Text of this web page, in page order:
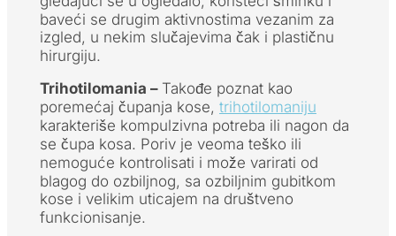
baveći se drugim aktivnostima vezanim za
izgled, u nekim slučajevima čak i plastičnu
hirurgiju.
Trihotilomania – Takođe poznat kao
poremećaj čupanja kose, trihotilomaniju
karakteriše kompulzivna potreba ili nagon da
se čupa kosa. Poriv je veoma teško ili
nemoguće kontrolisati i može varirati od
blagog do ozbiljnog, sa ozbiljnim gubitkom
kose i velikim uticajem na društveno
funkcionisanje.